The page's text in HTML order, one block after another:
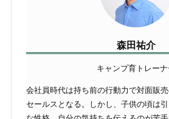
森田祐介
キャンプ育トレーナ
会社員時代は持ち前の行動力で対面販
セールスとなる。しかし、子供の頃は